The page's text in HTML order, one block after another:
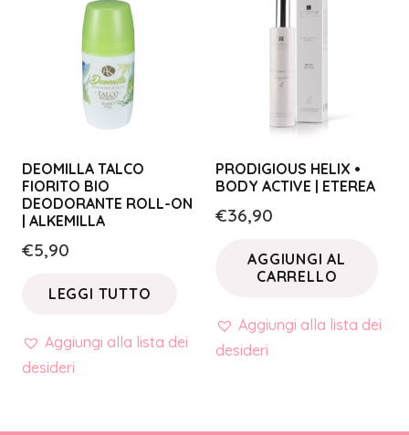
DEOMILLA TALCO
FIORITO BIO
DEODORANTE ROLL-ON
| ALKEMILLA
€5,90
LEGGI TUTTO
Aggiungi alla lista dei
desideri
PRODIGIOUS HELIX •
BODY ACTIVE | ETEREA
€36,90
AGGIUNGI AL
CARRELLO
Aggiungi alla lista dei
desideri